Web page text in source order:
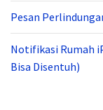
Pesan
Notifikasi Rumah
Bisa Disentuh)